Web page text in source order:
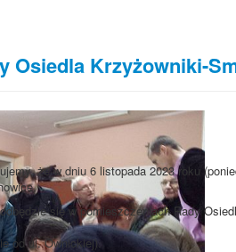
Osiedla Krzyżowniki-
że w dniu 6 listopada 2023 roku
się w pomieszczeniach Rady
od ul. Ownickiej).